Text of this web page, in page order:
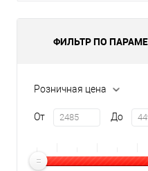
ФИЛЬТР ПО
Розничная цена
От До